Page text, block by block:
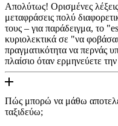
Απολύτως! Ορισμένες
μεταφράσεις πολύ
τους – για παράδειγμα, το
κυριολεκτικά σε "να
πραγματικότητα να περνάς
πλαίσιο όταν ερμηνεύετε
Πώς μπορώ να μάθω
ταξιδεύω;